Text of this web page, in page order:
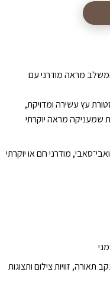
המשלב מראה מודרני עם
עץ עשירה ומדויקת,
שמעניקה מראה יוקרתי
מודרני חם או יוקרתי
תאורה, זוויות צילום ותצוגות